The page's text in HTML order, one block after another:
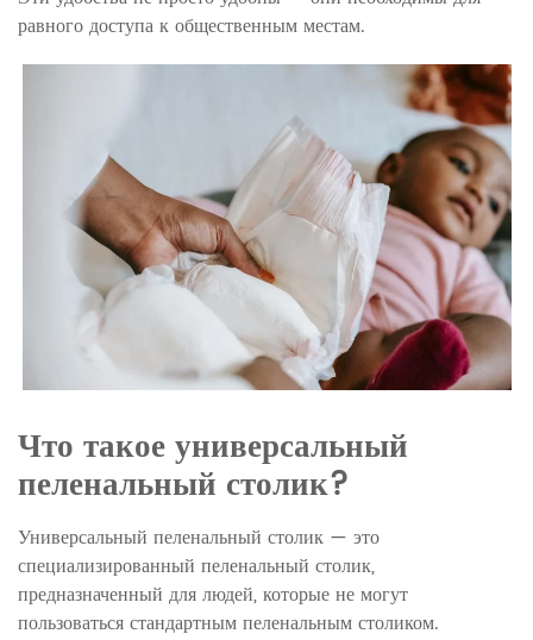
равного доступа к общественным местам.
Что такое универсальный
пеленальный столик?
Универсальный пеленальный столик — это
специализированный пеленальный столик,
предназначенный для людей, которые не могут
пользоваться стандартным пеленальным столиком.